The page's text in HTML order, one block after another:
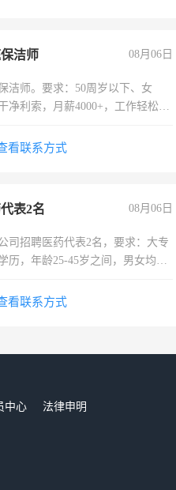
洁师 08月06日
洁师。要求：50周岁以下、女
净利索，月薪4000+，工作轻松，
。
看联系方式
表2名 08月06日
司招聘医药代表2名，要求：大专
历，年龄25-45岁之间，男女均
有医学资质的优先，底薪+绩效，
看联系方式
中心
法律申明